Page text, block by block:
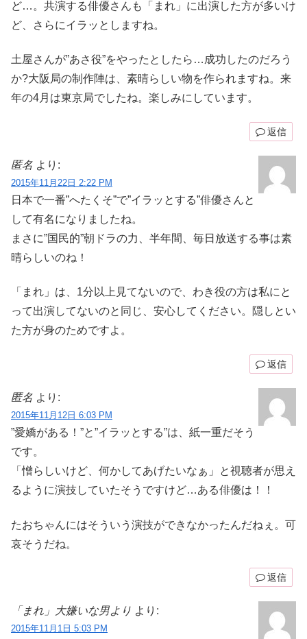
ど…。共演する俳優さんも「まれ」に出演した方が多いけ
ど、さらにイラッとしますね。
土屋さんが”あさ役”をやったとしたら…成功したのだろう
か?大阪局の制作陣は、素晴らしい物を作られますね。来
年の4月は東京局でしたね。楽しみにしています。
返信
匿名 より:
2015年11月22日 2:22 PM
日本で一番”へたくそ”で”イラッとする”俳優さんと
して有名になりましたね。
まさに”国民的”朝ドラの力、半年間、毎日放送する事は素
晴らしいのね！
「まれ」は、1分以上見てないので、わき役の方は私にと
って出演してないのと同じ、安心してください。隠しとい
た方が身のためですよ。
返信
匿名 より:
2015年11月12日 6:03 PM
”愛嬌がある！”と”イラッとする”は、紙一重だそう
です。
「憎らしいけど、何かしてあげたいなぁ」と視聴者が思え
るように演技していたそうですけど…ある俳優は！！
たおちゃんにはそういう演技ができなかったんだねぇ。可
哀そうだね。
返信
「まれ」大嫌いな男より より:
2015年11月1日 5:03 PM